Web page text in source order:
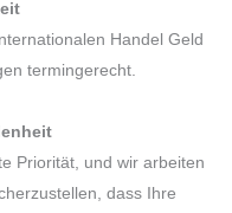
Handel Geld
termingerecht.
Priorität, und wir arbeiten
dass Ihre